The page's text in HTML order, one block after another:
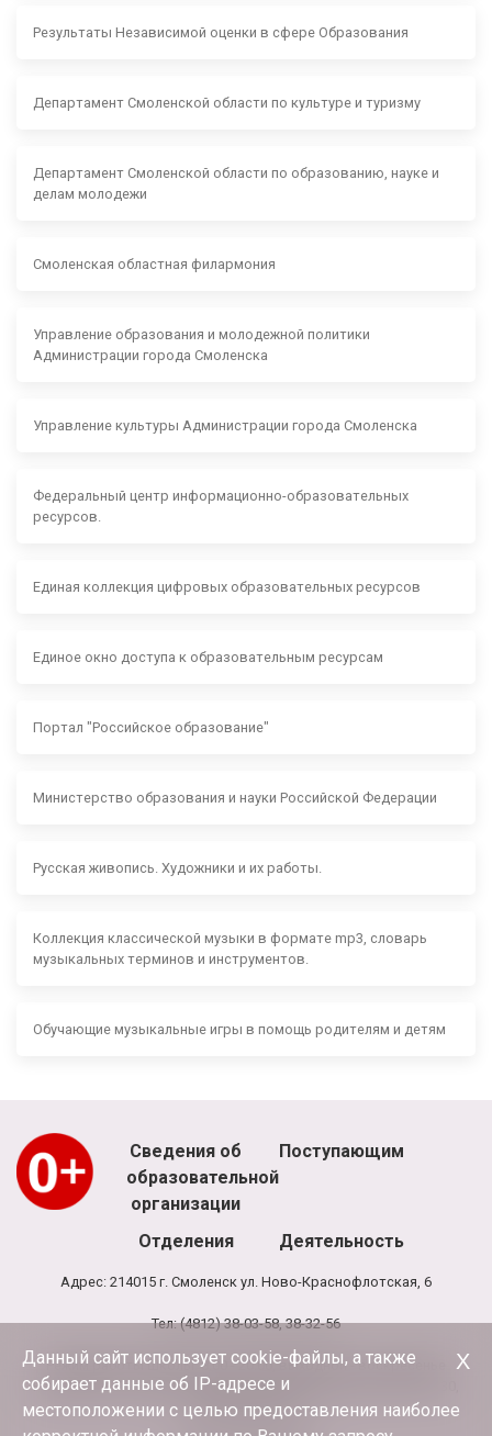
Результаты Независимой оценки в сфере Образования
Департамент Смоленской области по культуре и туризму
Департамент Смоленской области по образованию, науке и
делам молодежи
Смоленская областная филармония
Управление образования и молодежной политики
Администрации города Смоленска
Управление культуры Администрации города Смоленска
Федеральный центр информационно-образовательных
ресурсов.
Единая коллекция цифровых образовательных ресурсов
Единое окно доступа к образовательным ресурсам
Портал "Российское образование"
Министерство образования и науки Российской Федерации
Русская живопись. Художники и их работы.
Коллекция классической музыки в формате mp3, словарь
музыкальных терминов и инструментов.
Обучающие музыкальные игры в помощь родителям и детям
Сведения об
образовательной
организации
Поступающим
Отделения Деятельность
Адрес: 214015 г. Смоленск ул. Ново-Краснофлотская, 6
Тел: (4812) 38-03-58, 38-32-56
Режим работы школы: 8.00 - 20.00, выходной - воскресенье
Режим работы администрации и бухгалтерии школы: 9.00-17.30,
обед 13.00-13.30
Данный сайт использует cookie-файлы, а также
собирает данные об IP-адресе и
местоположении с целью предоставления наиболее
Х